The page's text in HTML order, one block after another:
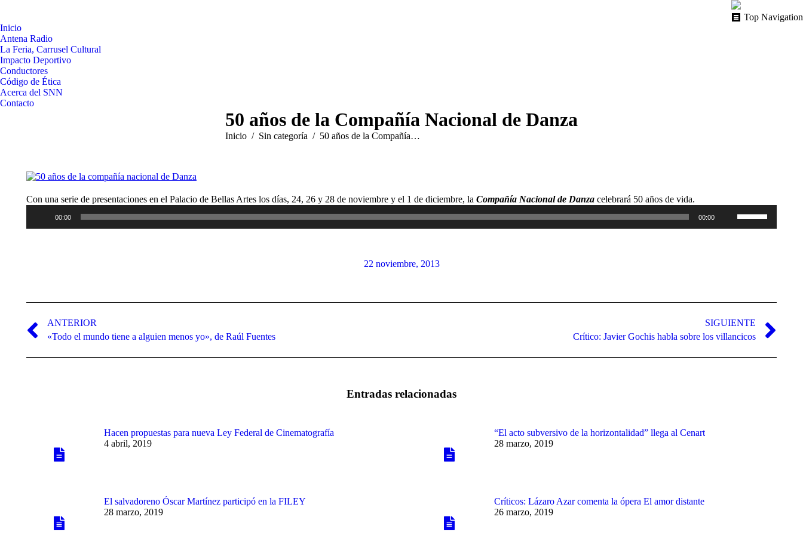
Top Navigation
Inicio
Antena Radio
La Feria, Carrusel Cultural
Impacto Deportivo
Conductores
Código de Ética
Acerca del SNN
Contacto
50 años de la Compañía Nacional de Danza
Estás aquí:
Inicio Sin categoría 50 años de la Compañía…
Con una serie de presentaciones en el Palacio de Bellas Artes los días, 24, 26 y 28 de noviembre y el 1 de diciembre, la Compañía Nacional de Danza celebrará 50 años de vida.
audio
00:00 00:00
las
teclas
disminuir
volumen.
22 noviembre, 2013
entre
publicaciones
ANTERIOR
Publicación
«Todo el mundo tiene a alguien menos yo», de Raúl Fuentes
SIGUIENTE
Crítico: Javier Gochis habla sobre los villancicos
Entradas relacionadas
Hacen propuestas para nueva Ley Federal de Cinematografía
4 abril, 2019
“El acto subversivo de la horizontalidad” llega al Cenart
28 marzo, 2019
El salvadoreno Óscar Martínez participó en la FILEY
28 marzo, 2019
Críticos: Lázaro Azar comenta la ópera El amor distante
26 marzo, 2019